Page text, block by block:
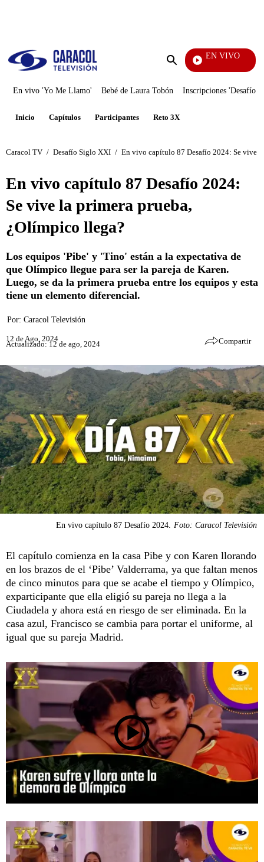
Enviar
EN VIVO
En vivo 'Yo Me Llamo' Bebé de Laura Tobón Inscripciones 'Desafío'
Inicio Capítulos Participantes Reto 3X
Caracol TV / Desafío Siglo XXI / En vivo capítulo 87 Desafío 2024: Se vive
En vivo capítulo 87 Desafío 2024:
Se vive la primera prueba,
¿Olímpico llega?
Los equipos 'Pibe' y 'Tino' están a la expectativa de
que Olímpico llegue para ser la pareja de Karen.
Luego, se da la primera prueba entre los equipos y esta
tiene un elemento diferencial.
Por: Caracol Televisión
12 de Ago, 2024
Actualizado: 12 de ago, 2024 Compartir
En vivo capítulo 87 Desafío 2024. Foto: Caracol Televisión
El capítulo comienza en la casa Pibe y con Karen llorando
en los brazos de el ‘Pibe’ Valderrama, ya que faltan menos
de cinco minutos para que se acabe el tiempo y Olímpico,
exparticipante que ella eligió su pareja no llega a la
Ciudadela y ahora está en riesgo de ser eliminada. En la
casa azul, Francisco se cambia para portar el uniforme, al
igual que su pareja Madrid.